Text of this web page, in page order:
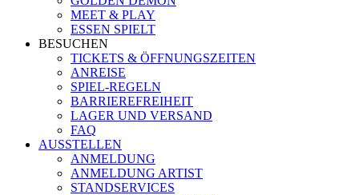
MEET & PLAY
ESSEN SPIELT
BESUCHEN
TICKETS & ÖFFNUNGSZEITEN
ANREISE
SPIEL-REGELN
BARRIEREFREIHEIT
LAGER UND VERSAND
FAQ
AUSSTELLEN
ANMELDUNG
ANMELDUNG ARTIST
STANDSERVICES